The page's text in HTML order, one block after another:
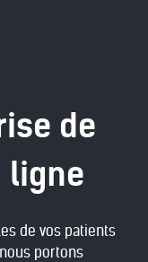
de
ligne
de vos patients
portons